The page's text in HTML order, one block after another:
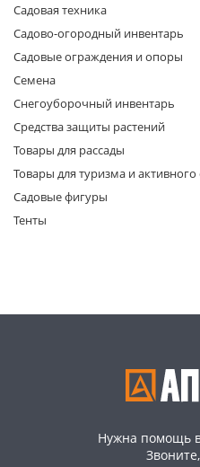
Садовая техника
Садово-огородный инвентарь
Садовые ограждения и опоры
Семена
Снегоуборочный инвентарь
Средства защиты растений
Товары для рассады
Товары для туризма и
Садовые фигуры
Тенты
Нужна помощь